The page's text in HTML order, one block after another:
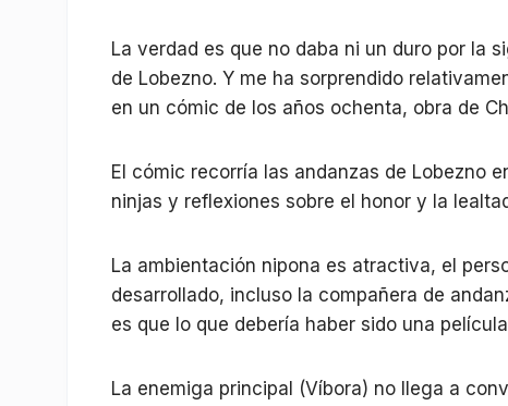
La verdad es que no daba ni un duro por la
de Lobezno. Y me ha sorprendido
en un cómic de los años ochenta, obra de
El cómic recorría las andanzas de Lobezno
ninjas y reflexiones sobre el honor y la
La ambientación nipona es atractiva, el
desarrollado, incluso la compañera de
es que lo que debería haber sido una
La enemiga principal (Víbora) no llega a